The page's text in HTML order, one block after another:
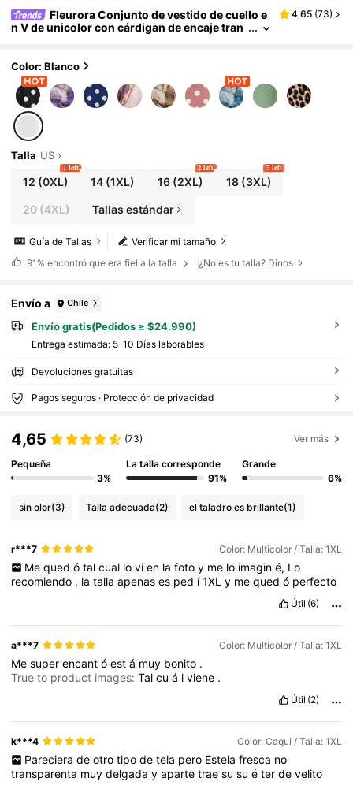
Fleurora Conjunto de vestido de cuello e
n V de unicolor con cárdigan de encaje tran
4,65 (73)
Color: Blanco
Talla US
12 (0XL)
1 left
14 (1XL) 16(2XL)
2 left
18(3XL)
5 left
20(4XL) Tallas estándar
Verificar mi tamaño
Guía de Tallas
91% encontró que era fiel a la talla ¿No es tu talla? Dinos
Envío a Chile
Envío gratis(Pedidos ≥ $24.990)
Entrega estimada: 5-10 Días laborables
Devoluciones gratuitas
Pagos seguros · Protección de privacidad
4,65 (73) Ver más
Pequeña
3%
La talla corresponde
91%
Grande
6%
sin olor(3) Talla adecuada(2) el taladro es brillante(1)
r***7 Color: Multicolor / Talla: 1XL
Me qued ó tal cual lo vi en la foto y me lo imagin é, Lo
recomiendo , latallaapenases ped í1XLy mequedó perfecto
Útil (6)
a***7 Color: Multicolor / Talla: 1XL
Mesuperencantóestá muy bonito .
True to product images:Talcuá lviene .
Útil (2)
k***4 Color: Caqui / Talla: 1XL
Pareciera de otro tipo de tela pero Estela fresca no
transparenta muydelgadayapartetraesusuéterdevelito